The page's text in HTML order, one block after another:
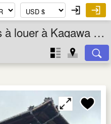
Maisons traditionnelles à louer à Kagawa Ken, Shikoku, Japon